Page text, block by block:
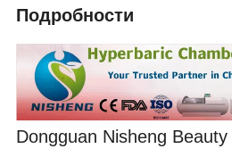
Подробности
Dongguan Nisheng